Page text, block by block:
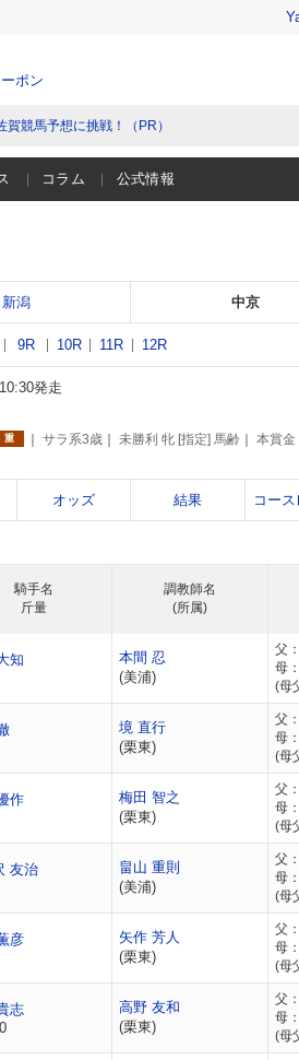
ポン
競馬予想に挑戦！（PR）
コラム 公式情報
新潟 中京
9R 10R 11R 12R
10:30発走
重 サラ系3歳 未勝利 牝 [指定] 馬齢
本賞金
オッズ 結果 コー
騎手名
斤量
調教師名
(所属)
知
本間 忍
(美浦)
父：
母：
(母
境 直行
(栗東)
父
母：
(母
作
梅田 智之
(栗東)
父：
母：
(母
友治
畠山 重則
(美浦)
父：
母：
(母
彦
矢作 芳人
(栗東)
父：
母：
(母
志
高野 友和
(栗東)
父：
母：
(母